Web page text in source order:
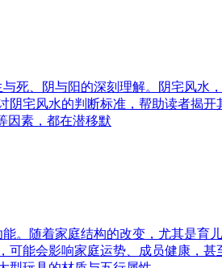
死、阴与阳的深刻理解。阴宅风水
宅风水的判断标准，帮助读者揭
因素，都在潜移默
。随着家庭结构的改变，尤其是育
能会影响家庭运势、成员健康，甚